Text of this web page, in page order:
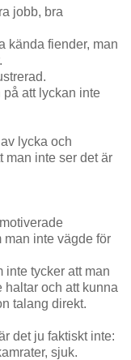
jobb, bra
kända fiender, man
på att lyckan inte
lycka och
man inte ser det är
man inte vägde för
inte tycker att man
och att kunna
talang direkt.
det ju faktiskt inte:
sjuk.